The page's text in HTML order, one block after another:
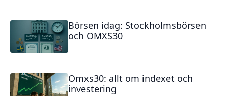
Börsen idag: Stockholmsbörsen
och OMXS30
Omxs30: allt om indexet och
investering